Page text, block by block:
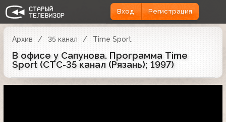
Вход Регистрация
Архив 35 канал Time Sport
В офисе у Сапунова. Программа Time
Sport (СТС-35 канал (Рязань); 1997)